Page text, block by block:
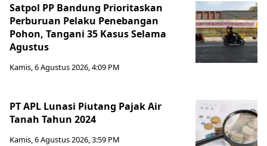
Satpol PP Bandung Prioritaskan
Perburuan Pelaku Penebangan
Pohon, Tangani 35 Kasus Selama
Agustus
Kamis, 6 Agustus 2026, 4:09 PM
PT APL Lunasi Piutang Pajak Air
Tanah Tahun 2024
Kamis, 6 Agustus 2026, 3:59 PM